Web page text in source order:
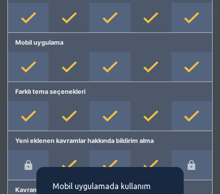
Mobil uygulama
Farklı tema seçenekleri
Yeni eklenen kavramlar hakkında bildirim alma
Kavram önermeMobil uygulamada kullanım